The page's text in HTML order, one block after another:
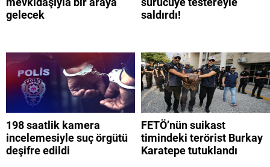
gelecek
saldırdı!
198 saatlik kamera
incelemesiyle suç örgütü
deşifre edildi
FETÖ’nün suikast
timindeki terörist Burkay
Karatepe tutuklandı